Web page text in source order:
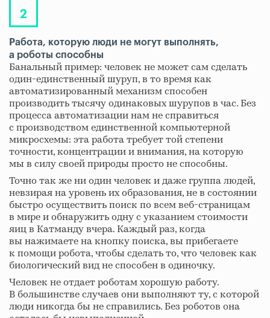
Работа, которую люди не могут выполнять,
а роботы способны
Банальный пример: человек не может сам сделать
один-единственный шуруп, в то время как
автоматизированный механизм способен
производить тысячу одинаковых шурупов в час. Без
процесса автоматизации нам не справиться
с производством единственной компьютерной
микросхемы: эта работа требует той степени
точности, концентрации и внимания, на которую
мы в силу своей природы просто не способны.
Точно так же ни один человек и даже группа людей,
невзирая на уровень их образования, не в состоянии
быстро осуществить поиск по всем веб-страницам
в мире и обнаружить одну с указанием стоимости
яиц в Катманду вчера. Каждый раз, когда
вы нажимаете на кнопку поиска, вы прибегаете
к помощи робота, чтобы сделать то, что человек как
биологический вид не способен в одиночку.
Человек не отдает роботам хорошую работу.
В большинстве случаев они выполняют ту, с которой
люди никогда бы не справились. Без роботов она